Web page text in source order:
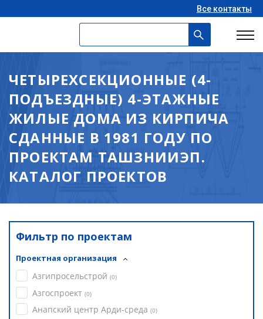
Все контакты
ЧЕТЫРЕХСЕКЦИОННЫЕ (4-
ПОДЪЕЗДНЫЕ) 4-ЭТАЖНЫЕ
ЖИЛЫЕ ДОМА ИЗ КИРПИЧА
СДАННЫЕ В 1981 ГОДУ ПО
ПРОЕКТАМ ТАШЗНИИЭП.
КАТАЛОГ ПРОЕКТОВ
Фильтр по проектам
Проектная организация
Азгипросельстрой (0)
Азгоспроект (0)
Анапский центр Арди-среда (0)